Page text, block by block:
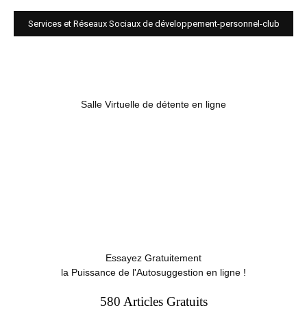
Services et Réseaux Sociaux de développement-personnel-club
Salle Virtuelle de détente en ligne
Essayez Gratuitement
la Puissance de l'Autosuggestion en ligne !
580 Articles Gratuits